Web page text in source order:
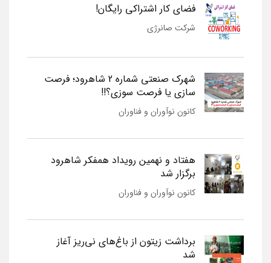
فضای کار اشتراکی رایگان!
شرکت صانرژی
شهرک صنعتی شماره 2 شاهرود؛ فرصت
سازی یا فرصت سوزی؟!!
کانون نوآوران و فناوران
هفتاد و نهمین رویداد همفکر شاهرود
برگزار شد
کانون نوآوران و فناوران
برداشت زیتون از باغ‌های نی‌ریز آغاز
شد